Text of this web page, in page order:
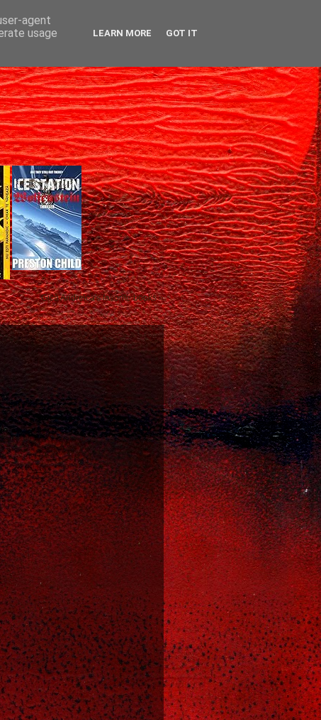
Gică Andreica's favorite books »
agent
usage
LEARN MORE GOT IT